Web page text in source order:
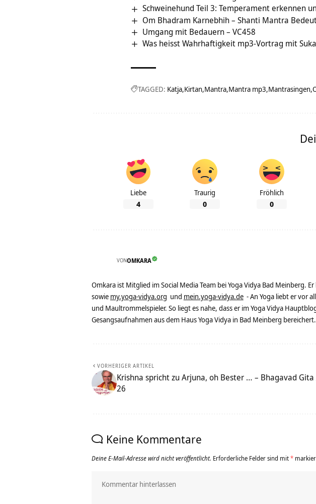
Schweinehund Teil 3: Temperament erkennen
Om Bhadram Karnebhih – Shanti Mantra
Umgang mit Bedauern – VC458
Was heisst Wahrhaftigkeit mp3-Vortrag mit
TAGGED: Katja Kirtan Mantra Mantra mp3 Mantrasingen
Liebe
4
Traurig
0
Fröhlich
0
VONOMKARA
Omkara ist Mitglied im Social Media Team bei Yoga Vidya Bad Meinberg.
sowie my.yoga-vidya.org und mein.yoga-vidya.de - An Yoga liebt er vor
und Maultrommelspieler. So liegt es nahe, dass er im Yoga Vidya
Gesangsaufnahmen aus dem Haus Yoga Vidya in Bad Meinberg bereichert.
VORHERIGER ARTIKEL
Krishna spricht zu Arjuna, oh Bester … – Bhagavad Gita
26
Keine Kommentare
Deine E-Mail-Adresse wird nicht veröffentlicht. Erforderliche Felder sind mit*